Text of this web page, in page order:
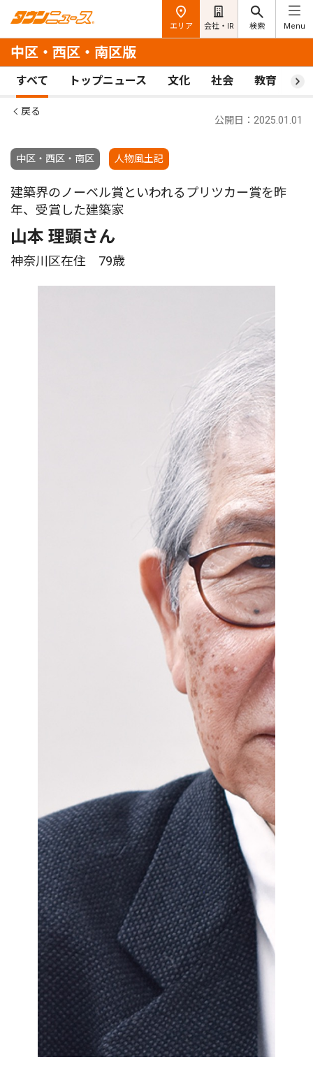
エリア 会社・IR 検索 Menu
中区・西区・南区版
すべて トップニュース 文化 社会 教育 ス
戻る
中区・西区・南区 人物風土記
公開日：2025.01.01
建築界のノーベル賞といわれるプリツカー賞を昨
年、受賞した建築家
山本 理顕さん
神奈川区在住 79歳